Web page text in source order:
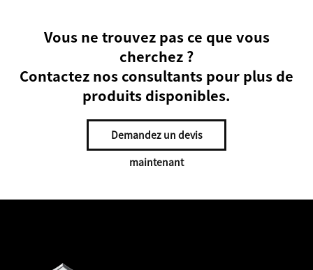
Vous ne trouvez pas ce que vous
cherchez ?
Contactez nos consultants pour plus de
produits disponibles.
Demandez un devis
maintenant